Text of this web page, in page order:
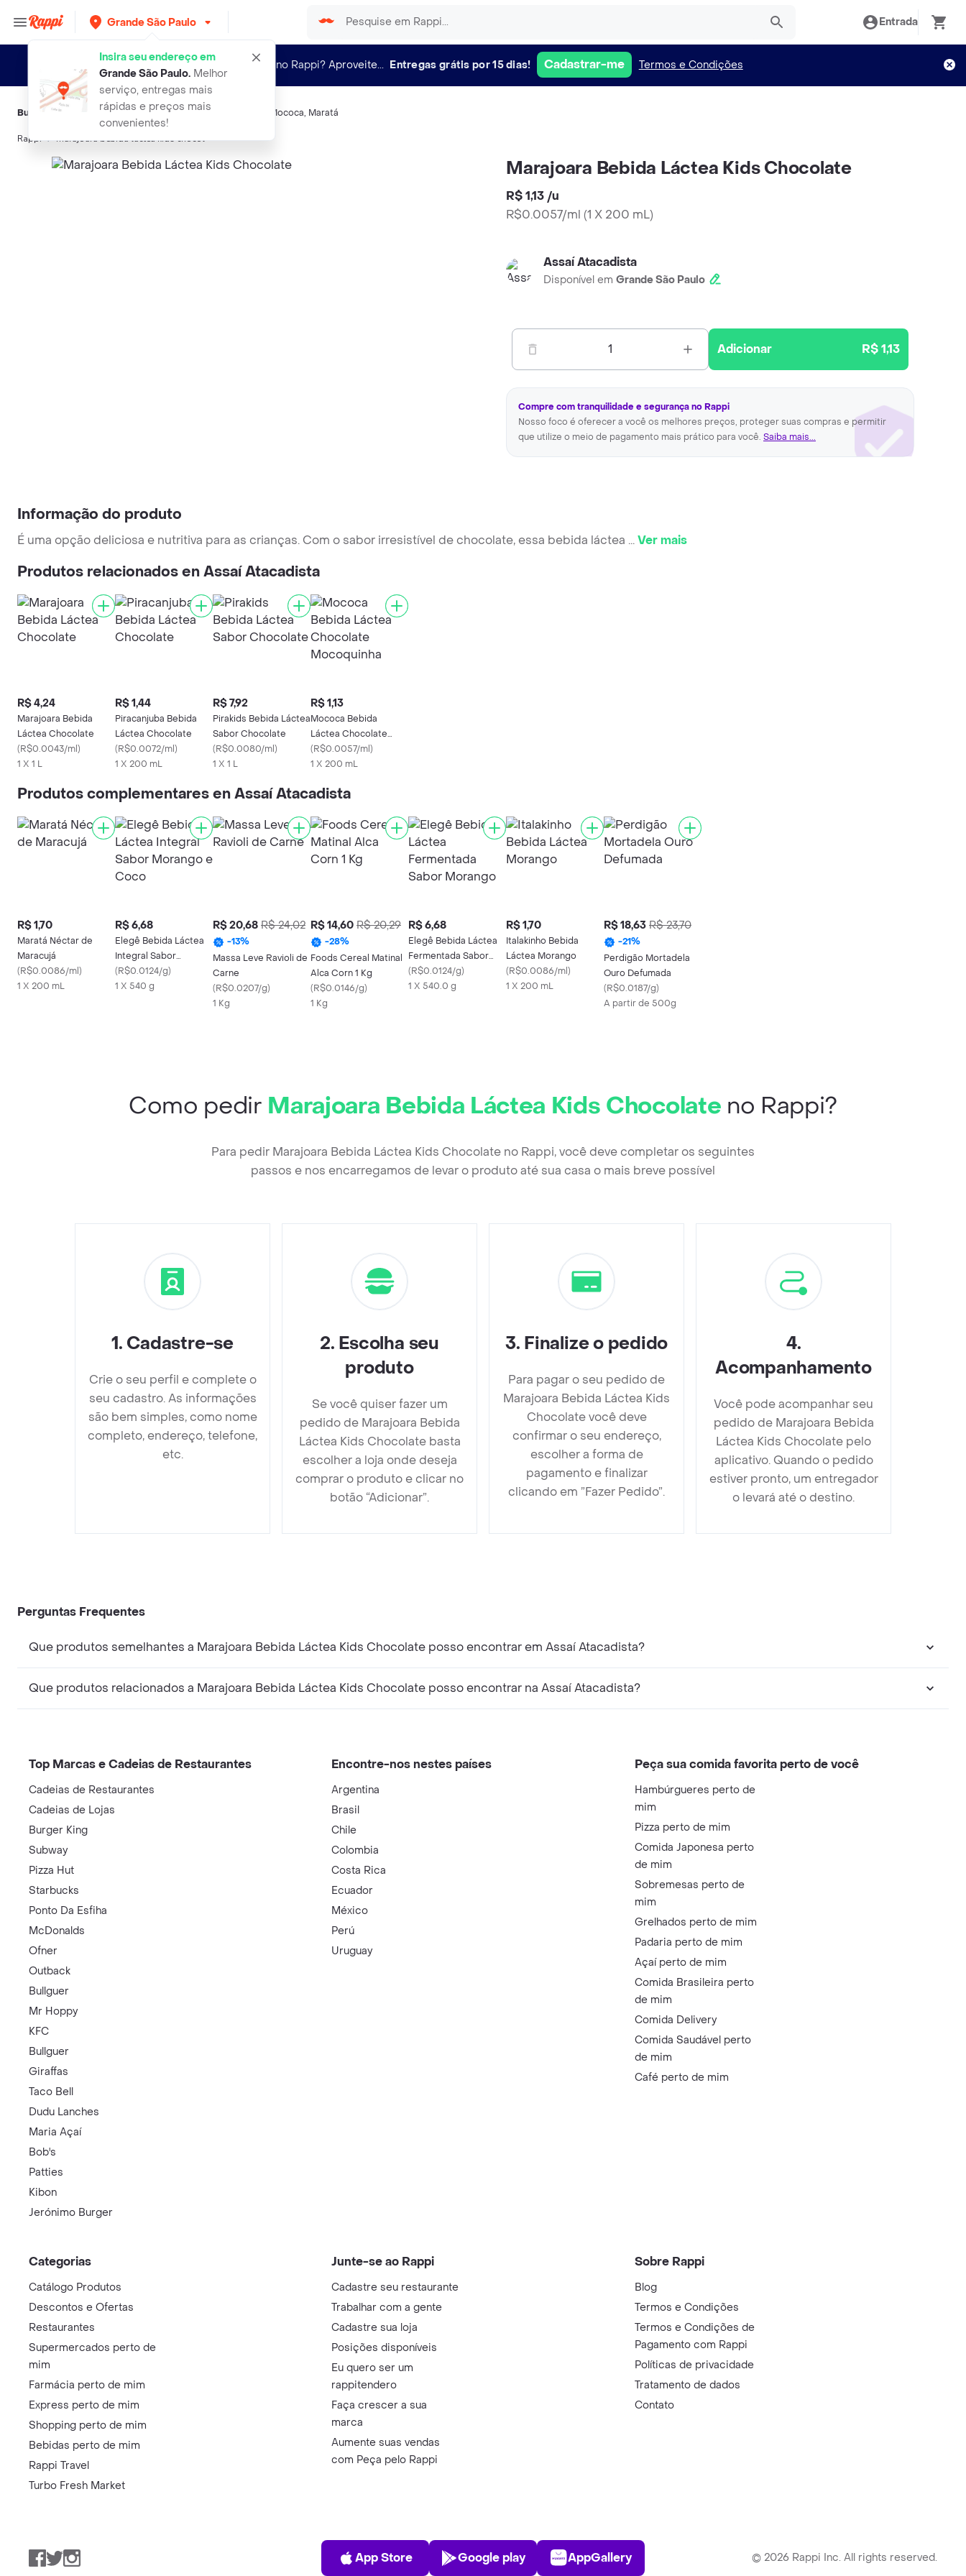
Grande São Paulo
Insira seu endereço em
Grande São Paulo.Melhor
serviço, entregas mais
rápidas e preços mais
convenientes!
Entrada
Novo no Rappi? Aproveite... Entregas grátis por 15 dias! Cadastrar-me Termos e Condições
Buscas relacionadas:Bebidas lácteas, Marajoara Mococa, Maratá
Rappi marajoara bebida lactea kids chocol
Marajoara Bebida Láctea Kids Chocolate
R$ 1,13 /u
R$0.0057/ml (1 X 200 mL)
Assaí Atacadista
Disponível em Grande São Paulo
1 Adicionar R$ 1,13
Compre com tranquilidade e segurança no Rappi
Nosso foco é oferecer a você os melhores preços, proteger suas compras e permitir
que utilize o meio de pagamento mais prático para você. Saiba mais...
Informação do produto
É uma opção deliciosa e nutritiva para as crianças. Com o sabor irresistível de chocolate, essa bebida láctea ...Ver mais
Produtos relacionados en Assaí Atacadista
R$ 4,24
Marajoara Bebida
Láctea Chocolate
(R$0.0043/ml)
1 X 1 L
R$ 1,44
Piracanjuba Bebida
Láctea Chocolate
(R$0.0072/ml)
1 X 200 mL
R$ 7,92
Pirakids Bebida Láctea
Sabor Chocolate
(R$0.0080/ml)
1 X 1 L
R$ 1,13
Mococa Bebida
Láctea Chocolate
Mocoquinha
(R$0.0057/ml)
1 X 200 mL
Produtos complementares en Assaí Atacadista
R$ 1,70
Maratá Néctar de
Maracujá
(R$0.0086/ml)
1 X 200 mL
R$ 6,68
Elegê Bebida Láctea
Integral Sabor
Morango e Coco
(R$0.0124/g)
1 X 540 g
R$ 20,68 R$ 24,02
-13%
Massa Leve Ravioli de
Carne
(R$0.0207/g)
1 Kg
R$ 14,60 R$ 20,29
-28%
Foods Cereal Matinal
Alca Corn 1 Kg
(R$0.0146/g)
1 Kg
R$ 6,68
Elegê Bebida Láctea
Fermentada Sabor
Morango
(R$0.0124/g)
1 X 540.0 g
R$ 1,70
Italakinho Bebida
Láctea Morango
(R$0.0086/ml)
1 X 200 mL
R$ 18,63 R$ 23,70
-21%
Perdigão Mortadela
Ouro Defumada
(R$0.0187/g)
A partir de 500g
Como pedir Marajoara Bebida Láctea Kids Chocolate no Rappi?
Para pedir Marajoara Bebida Láctea Kids Chocolate no Rappi, você deve completar os seguintes
passos e nos encarregamos de levar o produto até sua casa o mais breve possível
1. Cadastre-se
Crie o seu perfil e complete o
seu cadastro. As informações
são bem simples, como nome
completo, endereço, telefone,
etc.
2. Escolha seu
produto
Se você quiser fazer um
pedido de Marajoara Bebida
Láctea Kids Chocolate basta
escolher a loja onde deseja
comprar o produto e clicar no
botão “Adicionar”.
3. Finalize o pedido
Para pagar o seu pedido de
Marajoara Bebida Láctea Kids
Chocolate você deve
confirmar o seu endereço,
escolher a forma de
pagamento e finalizar
clicando em ”Fazer Pedido”.
4.
Acompanhamento
Você pode acompanhar seu
pedido de Marajoara Bebida
Láctea Kids Chocolate pelo
aplicativo. Quando o pedido
estiver pronto, um entregador
o levará até o destino.
Perguntas Frequentes
Que produtos semelhantes a Marajoara Bebida Láctea Kids Chocolate posso encontrar em Assaí Atacadista?
Que produtos relacionados a Marajoara Bebida Láctea Kids Chocolate posso encontrar na Assaí Atacadista?
Top Marcas e Cadeias de Restaurantes
Cadeias de Restaurantes
Cadeias de Lojas
Burger King
Subway
Pizza Hut
Starbucks
Ponto Da Esfiha
McDonalds
Ofner
Outback
Bullguer
Mr Hoppy
KFC
Bullguer
Giraffas
Taco Bell
Dudu Lanches
Maria Açaí
Bob's
Patties
Kibon
Jerónimo Burger
Encontre-nos nestes países
Argentina
Brasil
Chile
Colombia
Costa Rica
Ecuador
México
Perú
Uruguay
Peça sua comida favorita perto de você
Hambúrgueres perto de
mim
Pizza perto de mim
Comida Japonesa perto
de mim
Sobremesas perto de
mim
Grelhados perto de mim
Padaria perto de mim
Açaí perto de mim
Comida Brasileira perto
de mim
Comida Delivery
Comida Saudável perto
de mim
Café perto de mim
Categorias
Catálogo Produtos
Descontos e Ofertas
Restaurantes
Supermercados perto de
mim
Farmácia perto de mim
Express perto de mim
Shopping perto de mim
Bebidas perto de mim
Rappi Travel
Turbo Fresh Market
Junte-se ao Rappi
Cadastre seu restaurante
Trabalhar com a gente
Cadastre sua loja
Posições disponíveis
Eu quero ser um
rappitendero
Faça crescer a sua
marca
Aumente suas vendas
com Peça pelo Rappi
Sobre Rappi
Blog
Termos e Condições
Termos e Condições de
Pagamento com Rappi
Políticas de privacidade
Tratamento de dados
Contato
Facebook
TwitterInstagram
App Store
App Store
Play Store
Google play
AppGallery
AppGallery © 2026 Rappi Inc. All rights reserved.